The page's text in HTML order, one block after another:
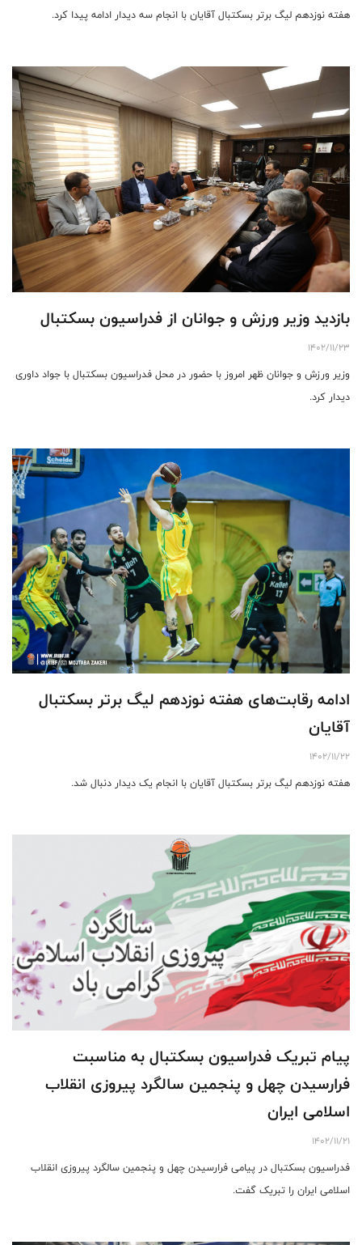
هفته نوزدهم لیگ برتر بسکتبال آقایان با انجام سه دیدار ادامه پیدا کرد.
بازدید وزیر ورزش و جوانان از فدراسیون بسکتبال
1402/11/23
وزیر ورزش و جوانان ظهر امروز با حضور در محل فدراسیون بسکتبال با جواد داوری
دیدار کرد.
ادامه رقابت‌های هفته نوزدهم لیگ برتر بسکتبال
آقایان
1402/11/22
هفته نوزدهم لیگ برتر بسکتبال آقایان با انجام یک دیدار دنبال شد.
پیام تبریک فدراسیون بسکتبال به مناسبت
فرارسیدن چهل و پنجمین سالگرد پیروزی انقلاب
اسلامی ایران
1402/11/21
فدراسیون بسکتبال در پیامی فرارسیدن چهل و پنجمین سالگرد پیروزی انقلاب
اسلامی ایران را تبریک گفت.